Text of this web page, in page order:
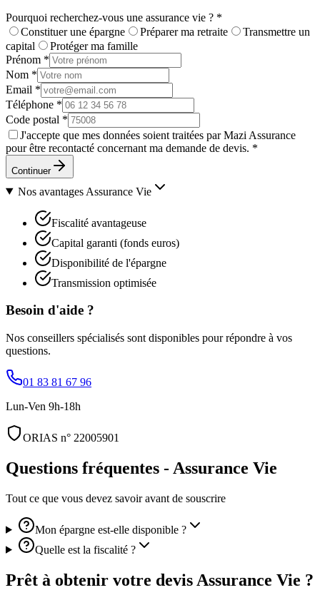
Pourquoi recherchez-vous une assurance vie ? *
Constituer une épargne
Préparer ma retraite
Transmettre un
capital
Protéger ma famille
Prénom *
Nom *
Email *
Téléphone *
Code postal *
J'accepte que mes données soient traitées par Mazi Assurance
pour être recontacté concernant ma demande de devis. *
Continuer
Nos avantages Assurance Vie
Fiscalité avantageuse
Capital garanti (fonds euros)
Disponibilité de l'épargne
Transmission optimisée
Besoin d'aide ?
Nos conseillers spécialisés sont disponibles pour répondre à vos
questions.
01 83 81 67 96
Lun-Ven 9h-18h
ORIAS n° 22005901
Questions fréquentes - Assurance Vie
Tout ce que vous devez savoir avant de souscrire
Mon épargne est-elle disponible ?
Quelle est la fiscalité ?
Prêt à obtenir votre devis Assurance Vie ?